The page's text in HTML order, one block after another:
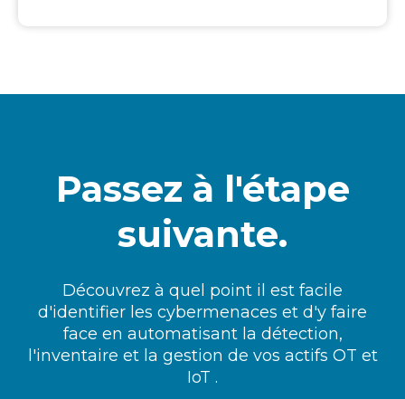
Passez à l'étape
suivante.
Découvrez à quel point il est facile
d'identifier les cybermenaces et d'y faire
face en automatisant la détection,
l'inventaire et la gestion de vos actifs OT et
IoT .